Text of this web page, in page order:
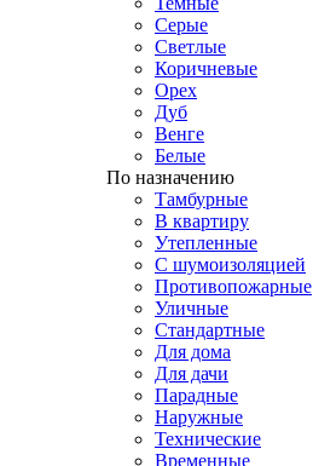
Серые
Светлые
Коричневые
Орех
Дуб
Венге
Белые
По назначению
Тамбурные
В квартиру
Утепленные
С шумоизоляцией
Противопожарные
Уличные
Стандартные
Для дома
Для дачи
Парадные
Наружные
Технические
Временные